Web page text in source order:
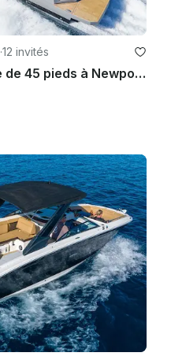
·12 invités
Location de yacht de luxe de 45 pieds à Newport Beach - Port - Coastal - Starlink - TV